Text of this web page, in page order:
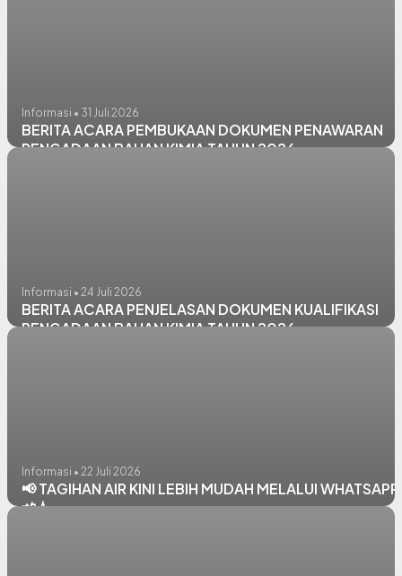
Informasi • 31 Juli 2026
BERITA ACARA PEMBUKAAN DOKUMEN PENAWARAN
PENGADAAN BAHAN KIMIA TAHUN 2026
Informasi • 24 Juli 2026
BERITA ACARA PENJELASAN DOKUMEN KUALIFIKASI
PENGADAAN BAHAN KIMIA TAHUN 2026
Informasi • 22 Juli 2026
📢 TAGIHAN AIR KINI LEBIH MUDAH MELALUI
📲💧